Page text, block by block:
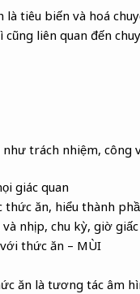
là tiêu biến và hoá
liên quan đến
trách nhiệm, công
giác quan
ăn, hiểu thành
nhịp, chu kỳ, giờ
thức ăn – MÙI
ăn là tương tác âm